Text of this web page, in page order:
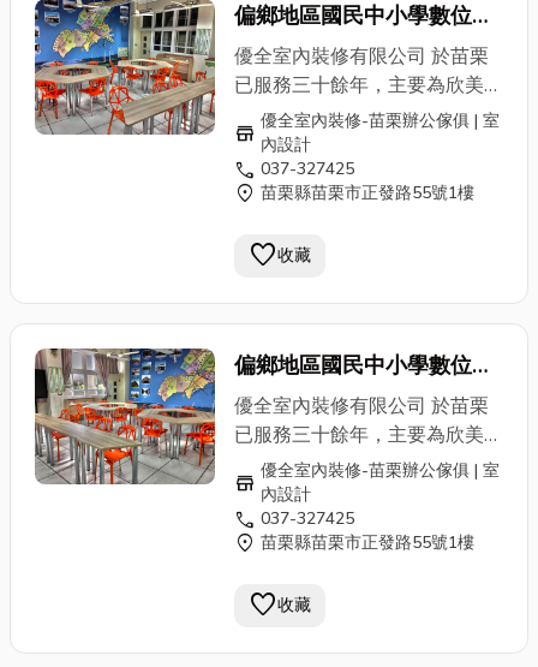
址：苗栗縣苗栗市正發路55號
服務專線：037-327425
品、系統櫥櫃客製化及住宅裝修
設計、施工 ，037-327425 專
業人員為您服務。 ✔ 室內設計
及施工、裝潢 商業空間 / 辦公
空間 / 私人住宅 ✔ 系統傢俱 整
體廚房 / 電視牆 / 儲物櫃 / 玄關
空間設計 / 電器櫃 ✔ OA辦公
板 / 屏風網路、走線 / 會議桌椅
址：苗栗縣苗栗市正發路55號
服務專線：037-327425
偏鄉地區國民中小學數位英
語學習教室計畫
優全室內裝修有限公司 於苗栗
已服務三十餘年，主要為欣美辦
公家具苗栗縣的經銷商。並榮獲
共同供應契約「辦公桌椅、櫃及
屏風」之特約廠商。並為內政部
營建署審驗合格之專業室內設計
關、鄉鎮公所、學校、公司民營
品、系統櫥櫃客製化及住宅裝修
設計、施工 ，037-327425 專
業人員為您服務。 ✔ 室內設計
及施工、裝潢 商業空間 / 辦公
空間 / 私人住宅 ✔ 系統傢俱 整
體廚房 / 電視牆 / 儲物櫃 / 玄關
空間設計 / 電器櫃 ✔ OA辦公
板 / 屏風網路、走線 / 會議桌椅
store 優全室內裝修-苗栗辦公傢俱 | 室
內設計
call 037-327425
location_on 苗栗縣苗栗市正發路55號1樓
favorite收藏
偏鄉地區國民中小學數位英
語學習教室計畫
優全室內裝修有限公司 於苗栗
已服務三十餘年，主要為欣美辦
公家具苗栗縣的經銷商。並榮獲
共同供應契約「辦公桌椅、櫃及
屏風」之特約廠商。並為內政部
營建署審驗合格之專業室內設計
關、鄉鎮公所、學校、公司民營
store 優全室內裝修-苗栗辦公傢俱 | 室
內設計
call 037-327425
location_on 苗栗縣苗栗市正發路55號1樓
favorite收藏